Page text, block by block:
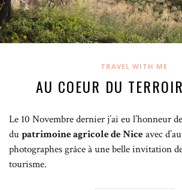
TRAVEL WITH ME
AU COEUR DU
Le 10 Novembre dernier j’ai eu l’honneur
dupatrimoine agricole de Niceavec
photographes grâce à une belle invitation
tourisme.